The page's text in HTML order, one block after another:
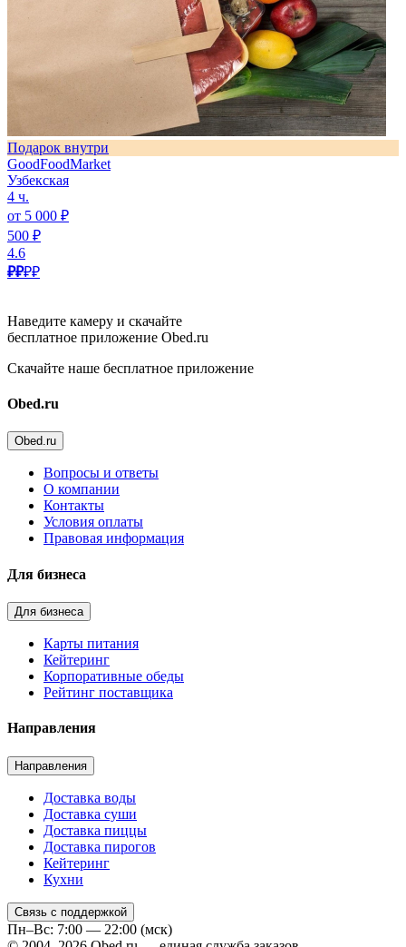
Подарок внутри
GoodFoodMarket
Узбекская
4 ч.
от 5 000 ₽
500 ₽
4.6
₽₽₽₽
Наведите камеру и скачайте
бесплатное приложение Obed.ru
Скачайте наше бесплатное приложение
Obed.ru
Obed.ru
Вопросы и ответы
О компании
Контакты
Условия оплаты
Правовая информация
Для бизнеса
Для бизнеса
Карты питания
Кейтеринг
Корпоративные обеды
Рейтинг поставщика
Направления
Направления
Доставка воды
Доставка суши
Доставка пиццы
Доставка пирогов
Кейтеринг
Кухни
Связь с поддержкой
Пн–Вс: 7:00 — 22:00 (мск)